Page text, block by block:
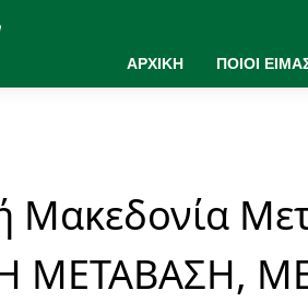
ΑΡΧΙΚΗ ΠΟΙΟΙ
Μακεδονία
ΜΕΤΑΒΑΣΗ,